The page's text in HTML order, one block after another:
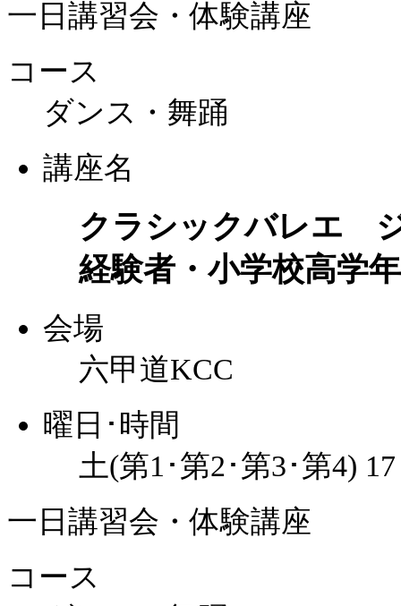
一日講習会・体験講座
コース
ダンス・舞踊
講座名
クラシックバレエ
経験者・小学校高学
会場
六甲道KCC
曜日･時間
土(第1･第2･第3･第4)
一日講習会・体験講座
コース